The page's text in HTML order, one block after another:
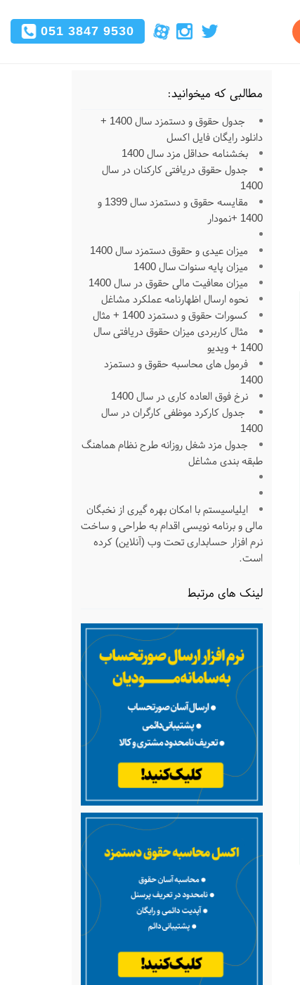
051 3847 9530
مطالبی که میخوانید:
جدول حقوق و دستمزد سال 1400 +
دانلود رایگان فایل اکسل
بخشنامه حداقل مزد سال 1400
جدول حقوق دریافتی کارکنان در سال
1400
مقایسه حقوق و دستمزد سال 1399 و
1400 +نمودار
میزان عیدی و حقوق دستمزد سال 1400
میزان پایه سنوات سال 1400
میزان معافیت مالی حقوق در سال 1400
نحوه ارسال اظهارنامه عملکرد مشاغل
کسورات حقوق و دستمزد 1400 + مثال
مثال کاربردی میزان حقوق دریافتی سال
1400 + ویدیو
فرمول های محاسبه حقوق و دستمزد
1400
نرخ فوق العاده کاری در سال 1400
جدول کارکرد موظفی کارگران در سال
1400
جدول مزد شغل روزانه طرح نظام هماهنگ
طبقه بندی مشاغل
ایلیاسیستم با امکان بهره گیری از نخبگان
مالی و برنامه نویسی اقدام به طراحی و ساخت
نرم افزار حسابداری تحت وب (آنلاین) کرده
است.
لینک های مرتبط